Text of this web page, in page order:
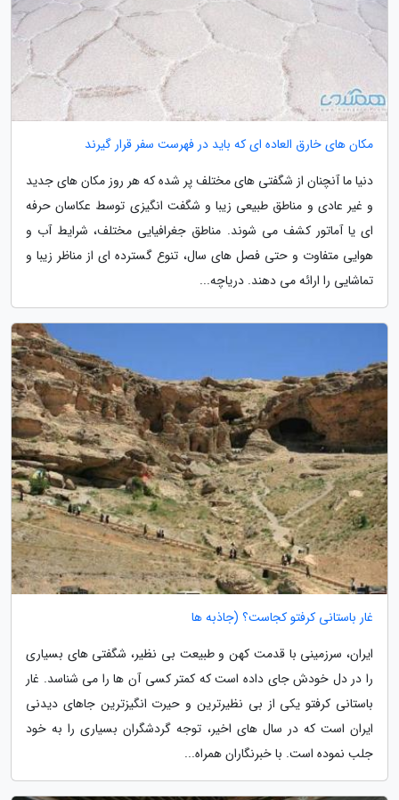
مکان های خارق العاده ای که باید در فهرست سفر قرار گیرند
دنیا ما آنچنان از شگفتی های مختلف پر شده که هر روز مکان های جدید
و غیر عادی و مناطق طبیعی زیبا و شگفت انگیزی توسط عکاسان حرفه
ای یا آماتور کشف می شوند. مناطق جغرافیایی مختلف، شرایط آب و
هوایی متفاوت و حتی فصل های سال، تنوع گسترده ای از مناظر زیبا و
تماشایی را ارائه می دهند. دریاچه...
غار باستانی کرفتو کجاست؟ (جاذبه ها
ایران، سرزمینی با قدمت کهن و طبیعت بی نظیر، شگفتی های بسیاری
را در دل خودش جای داده است که کمتر کسی آن ها را می شناسد. غار
باستانی کرفتو یکی از بی نظیرترین و حیرت انگیزترین جاهای دیدنی
ایران است که در سال های اخیر، توجه گردشگران بسیاری را به خود
جلب نموده است. با خبرنگاران همراه...